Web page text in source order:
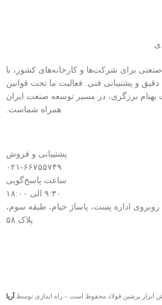
برای شرکت‌ها و کارخانه‌های کشور، با
و پشتیبانی فنی. فعالیت ما تحت قوانین
بهنام برزگری، در مسیر توسعه صنعت ایران
همراه شماست.
پشتیبانی و فروش
۰۲۱-۶۶۷۵۵۷۴۹
ساعت پاسخ‌گویی
۹:۳۰ الی ۱۸:۰۰
روبروی اداره پست، پاساژ خیام، طبقه سوم،
پلاک ۵۸
ابزار پرشین فولاد محفوظ است – راه اندازی توسط آریا